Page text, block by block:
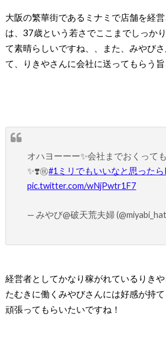
大阪の繁華街であるミナミで店舗を経
は、 37歳という若さでここまでしっか
て素晴らしいですね、、また、みやび
て、りきやさんに会社に送ってもらう
オハヨーーー✨会社までおくって
✨❣️㊗️#1ミリでもいいなと思ったら
pic.twitter.com/wNjPwtr1F7
— みやび@破天荒夫婦
経営者としてかなり稼がれているりき
たむきに働くみやびさんには好感が持
頑張ってもらいたいですね！